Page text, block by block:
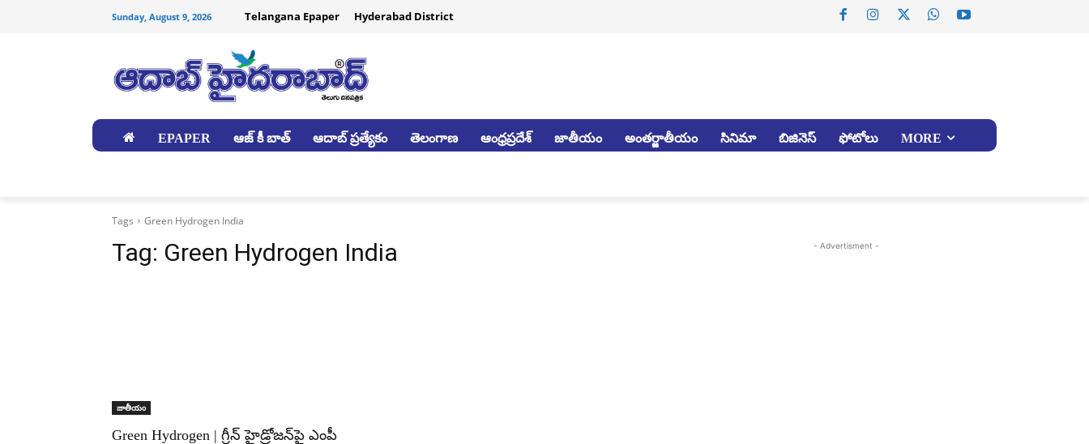
Sunday, August 9, 2026 Telangana Epaper Hyderabad District
EPAPER ఆజ్ కీ బాత్ ఆదాబ్ ప్రత్యేకం తెలంగాణ ఆంధ్రప్రదేశ్ జాతీయం అంతర్జాతీయం సినిమా బిజినెస్ ఫోటోలు MORE
Tags Green Hydrogen India
Tag: Green Hydrogen India
జాతీయం
Green Hydrogen | గ్రీన్ హైడ్రోజన్‌పై ఎంపీ
- Advertisment -